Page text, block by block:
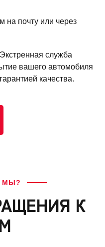
на почту или через
служба
вашего автомобиля
качества.
МЫ?
К